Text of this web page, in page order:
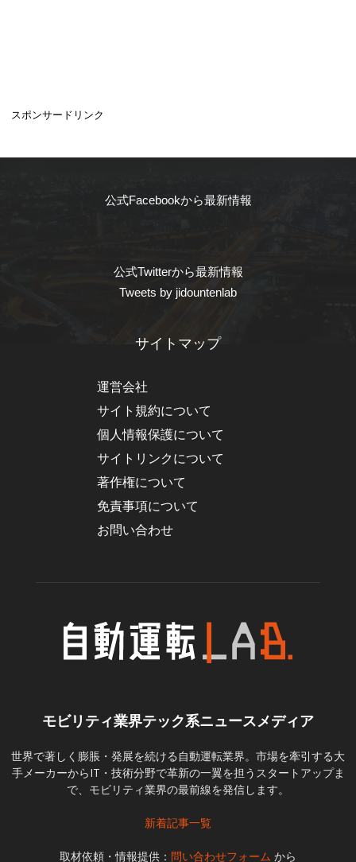
スポンサードリンク
公式Facebookから最新情報
公式Twitterから最新情報
Tweets by jidountenlab
サイトマップ
運営会社
サイト規約について
個人情報保護について
サイトリンクについて
著作権について
免責事項について
お問い合わせ
モビリティ業界テック系ニュースメディア
世界で著しく膨脹・発展を続ける自動運転業界。市場を牽引する大
手メーカーからIT・技術分野で革新の一翼を担うスタートアップま
で、モビリティ業界の最前線を発信します。
新着記事一覧
取材依頼・情報提供： 問い合わせフォーム から